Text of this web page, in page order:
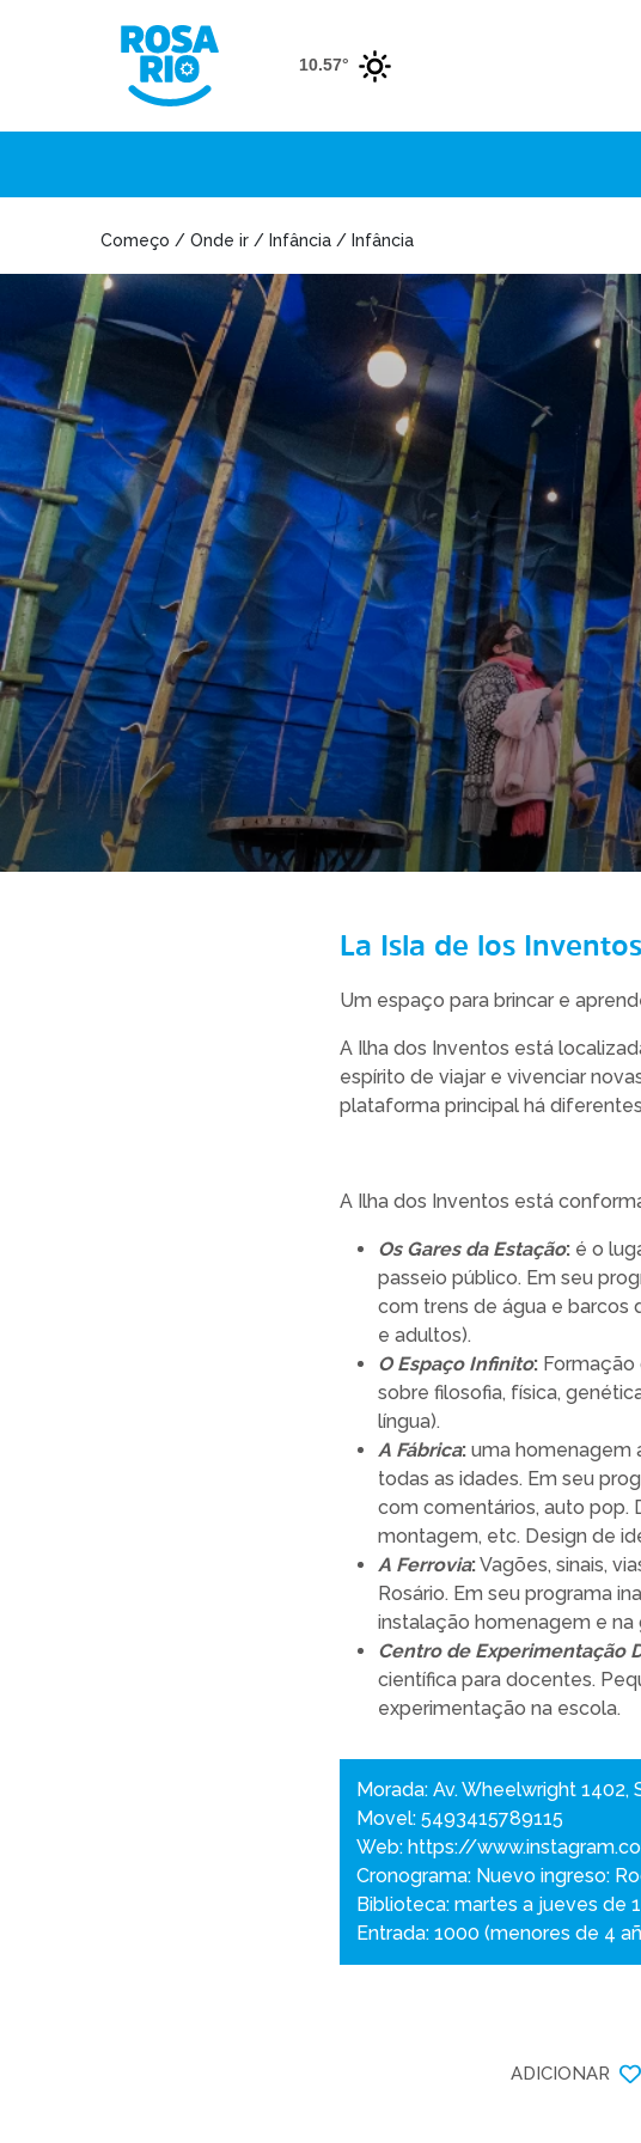
10.57°
Começo / Onde ir / Infância / Infância
La Isla de los
Um espaço para brincar e
A Ilha dos Inventos está
espírito de viajar e vivenciar
plataforma principal há
A Ilha dos Inventos está
Os Gares da Estação: é o
passeio público. Em seu
com trens de água e barcos
e adultos).
O Espaço Infinito: Formação
sobre filosofia, física,
língua).
A Fábrica: uma homenagem
todas as idades. Em seu
com comentários, auto pop.
montagem, etc. Design de
A Ferrovia:Vagões, sinais,
Rosário. Em seu programa
instalação homenagem e na
Centro de Experimentação
científica para docentes.
experimentação na escola.
Morada: Av. Wheelwright 1402,
Movel: 5493415789115
Web: https://
Cronograma: Nuevo ingreso:
Biblioteca: martes a jueves de
Entrada: 1000 (menores de 4
ADICIONAR